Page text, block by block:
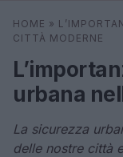
Cerca
HOME »
CITTÀ MODERNE
urbana
La sicurezza
delle nostre città